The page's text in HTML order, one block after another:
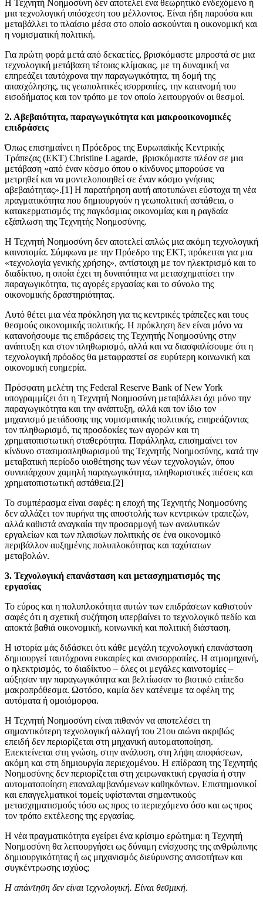
Η Τεχνητή Νοημοσύνη δεν αποτελεί ένα θεωρητικό ενδεχόμενο ή
μια τεχνολογική υπόσχεση του μέλλοντος. Είναι ήδη παρούσα και
μεταβάλλει το πλαίσιο μέσα στο οποίο ασκούνται η οικονομική και
η νομισματική πολιτική.
Για πρώτη φορά μετά από δεκαετίες, βρισκόμαστε μπροστά σε μια
τεχνολογική μετάβαση τέτοιας κλίμακας, με τη δυναμική να
επηρεάζει ταυτόχρονα την παραγωγικότητα, τη δομή της
απασχόλησης, τις γεωπολιτικές ισορροπίες, την κατανομή του
εισοδήματος και τον τρόπο με τον οποίο λειτουργούν οι θεσμοί.
2. Αβεβαιότητα, παραγωγικότητα και μακροοικονομικές
επιδράσεις
Όπως επισημαίνει η Πρόεδρος της Ευρωπαϊκής Κεντρικής
Τράπεζας (ΕΚΤ) Christine Lagarde, βρισκόμαστε πλέον σε μια
μετάβαση «από έναν κόσμο όπου ο κίνδυνος μπορούσε να
μετρηθεί και να μοντελοποιηθεί σε έναν κόσμο γνήσιας
αβεβαιότητας».[1] Η παρατήρηση αυτή αποτυπώνει εύστοχα τη νέα
πραγματικότητα που δημιουργούν η γεωπολιτική αστάθεια, ο
κατακερματισμός της παγκόσμιας οικονομίας και η ραγδαία
εξάπλωση της Τεχνητής Νοημοσύνης.
Η Τεχνητή Νοημοσύνη δεν αποτελεί απλώς μια ακόμη τεχνολογική
καινοτομία. Σύμφωνα με την Πρόεδρο της ΕΚΤ, πρόκειται για μια
«τεχνολογία γενικής χρήσης», αντίστοιχη με τον ηλεκτρισμό και το
διαδίκτυο, η οποία έχει τη δυνατότητα να μετασχηματίσει την
παραγωγικότητα, τις αγορές εργασίας και το σύνολο της
οικονομικής δραστηριότητας.
Αυτό θέτει μια νέα πρόκληση για τις κεντρικές τράπεζες και τους
θεσμούς οικονομικής πολιτικής. Η πρόκληση δεν είναι μόνο να
κατανοήσουμε τις επιδράσεις της Τεχνητής Νοημοσύνης στην
ανάπτυξη και στον πληθωρισμό, αλλά και να διασφαλίσουμε ότι η
τεχνολογική πρόοδος θα μεταφραστεί σε ευρύτερη κοινωνική και
οικονομική ευημερία.
Πρόσφατη μελέτη της Federal Reserve Bank of New York
υπογραμμίζει ότι η Τεχνητή Νοημοσύνη μεταβάλλει όχι μόνο την
παραγωγικότητα και την ανάπτυξη, αλλά και τον ίδιο τον
μηχανισμό μετάδοσης της νομισματικής πολιτικής, επηρεάζοντας
τον πληθωρισμό, τις προσδοκίες των αγορών και τη
χρηματοπιστωτική σταθερότητα. Παράλληλα, επισημαίνει τον
κίνδυνο στασιμοπληθωρισμού της Τεχνητής Νοημοσύνης, κατά την
μεταβατική περίοδο υιοθέτησης των νέων τεχνολογιών, όπου
συνυπάρχουν χαμηλή παραγωγικότητα, πληθωριστικές πιέσεις και
χρηματοπιστωτική αστάθεια.[2]
Το συμπέρασμα είναι σαφές: η εποχή της Τεχνητής Νοημοσύνης
δεν αλλάζει τον πυρήνα της αποστολής των κεντρικών τραπεζών,
αλλά καθιστά αναγκαία την προσαρμογή των αναλυτικών
εργαλείων και των πλαισίων πολιτικής σε ένα οικονομικό
περιβάλλον αυξημένης πολυπλοκότητας και ταχύτατων
μεταβολών.
3. Τεχνολογική επανάσταση και μετασχηματισμός της
εργασίας
Το εύρος και η πολυπλοκότητα αυτών των επιδράσεων καθιστούν
σαφές ότι η σχετική συζήτηση υπερβαίνει το τεχνολογικό πεδίο και
αποκτά βαθιά οικονομική, κοινωνική και πολιτική διάσταση.
Η ιστορία μάς διδάσκει ότι κάθε μεγάλη τεχνολογική επανάσταση
δημιουργεί ταυτόχρονα ευκαιρίες και ανισορροπίες. Η ατμομηχανή,
ο ηλεκτρισμός, το διαδίκτυο – όλες οι μεγάλες καινοτομίες –
αύξησαν την παραγωγικότητα και βελτίωσαν το βιοτικό επίπεδο
μακροπρόθεσμα. Ωστόσο, καμία δεν κατένειμε τα οφέλη της
αυτόματα ή ομοιόμορφα.
Η Τεχνητή Νοημοσύνη είναι πιθανόν να αποτελέσει τη
σημαντικότερη τεχνολογική αλλαγή του 21ου αιώνα ακριβώς
επειδή δεν περιορίζεται στη μηχανική αυτοματοποίηση.
Επεκτείνεται στη γνώση, στην ανάλυση, στη λήψη αποφάσεων,
ακόμη και στη δημιουργία περιεχομένου. Η επίδραση της Τεχνητής
Νοημοσύνης δεν περιορίζεται στη χειρωνακτική εργασία ή στην
αυτοματοποίηση επαναλαμβανόμενων καθηκόντων. Επιστημονικοί
και επαγγελματικοί τομείς υφίστανται σημαντικούς
μετασχηματισμούς τόσο ως προς το περιεχόμενο όσο και ως προς
τον τρόπο εκτέλεσης της εργασίας.
Η νέα πραγματικότητα εγείρει ένα κρίσιμο ερώτημα: η Τεχνητή
Νοημοσύνη θα λειτουργήσει ως δύναμη ενίσχυσης της ανθρώπινης
δημιουργικότητας ή ως μηχανισμός διεύρυνσης ανισοτήτων και
συγκέντρωσης ισχύος;
Η απάντηση δεν είναι τεχνολογική. Είναι θεσμική.